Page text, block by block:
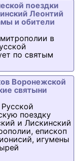
поездки
Леонтий
и обители
в
по святым
Воронежской
святыни
поездку
и Лискинский
епископ
игумены